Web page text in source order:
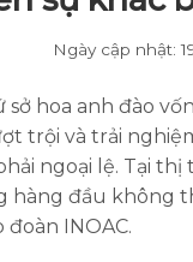
Ngày cập nhật:
sở hoa anh đào
trội và trải
ngoại lệ. Tại
hàng đầu không
INOAC.